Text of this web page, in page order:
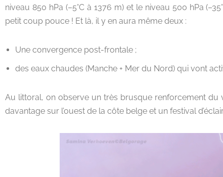
niveau 850 hPa (–5°C à 1376 m) et le niveau 500 hPa
petit coup pouce ! Et là, il y en aura même deux :
Une convergence post-frontale ;
des eaux chaudes (Manche + Mer du Nord) qui vont
Au littoral, on observe un très brusque renforcement
davantage sur l’ouest de la côte belge et un festival